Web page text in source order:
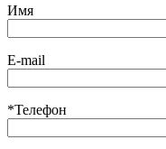
Имя
E-mail
*Телефон